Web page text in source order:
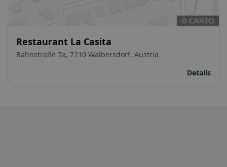
Restaurant La Casita
Bahnstraße 7a, 7210 Walbersdorf, Austria
Details